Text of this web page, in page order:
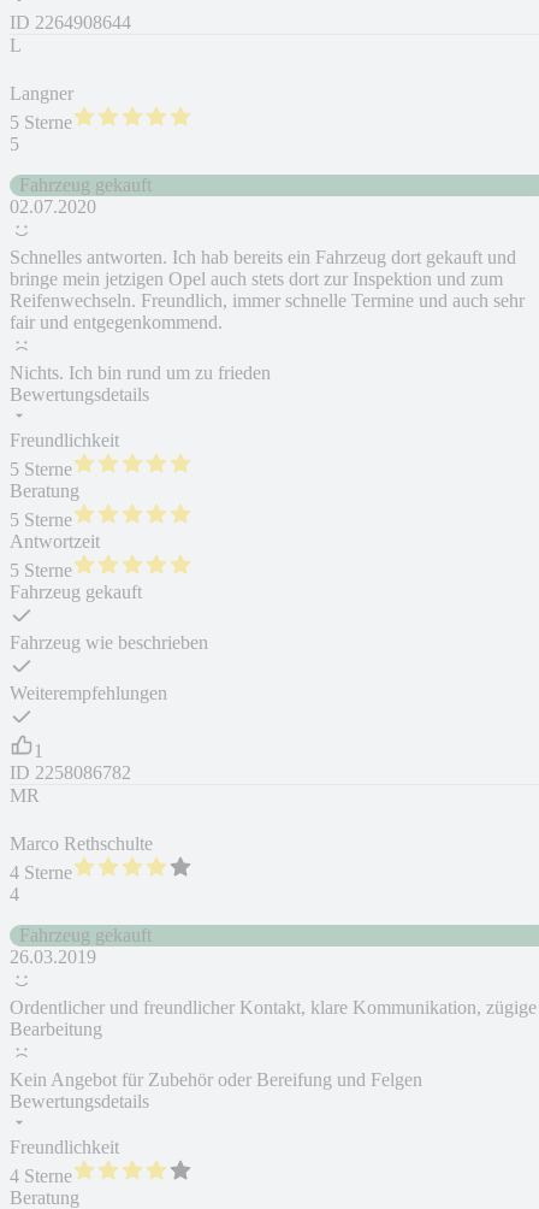
ID 2264908644
L
Langner
5 Sterne
5
Fahrzeug gekauft
02.07.2020
Schnelles antworten. Ich hab bereits ein Fahrzeug dort gekauft und
bringe mein jetzigen Opel auch stets dort zur Inspektion und zum
Reifenwechseln. Freundlich, immer schnelle Termine und auch sehr
fair und entgegenkommend.
Nichts. Ich bin rund um zu frieden
Bewertungsdetails
Freundlichkeit
5 Sterne
Beratung
5 Sterne
Antwortzeit
5 Sterne
Fahrzeug gekauft
Fahrzeug wie beschrieben
Weiterempfehlungen
1
ID 2258086782
MR
Marco Rethschulte
4 Sterne
4
Fahrzeug gekauft
26.03.2019
Ordentlicher und freundlicher Kontakt, klare Kommunikation, zügige
Bearbeitung
Kein Angebot für Zubehör oder Bereifung und Felgen
Bewertungsdetails
Freundlichkeit
4 Sterne
Beratung